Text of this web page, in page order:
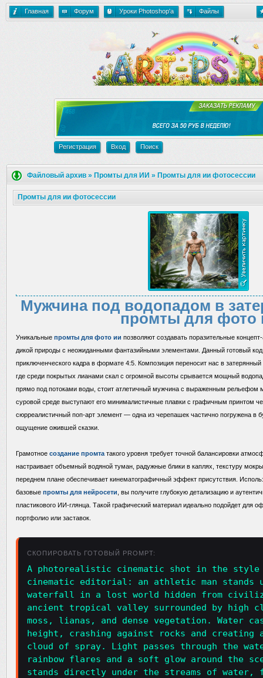
Главная Форум Уроки Photoshop'a Файлы
Регистрация Вход Поиск
Файловый архив » Промты для ИИ » Промты для ии фотосессии
Промты для ии фотосессии
Мужчина под водопадом в
промты для фото
Уникальные промты для фото ии позволяют создавать поразительные
дикой природы с неожиданными фантазийными элементами. Данный готовый код
приключенческого кадра в формате 4:5. Композиция переносит нас в
где среди покрытых лианами скал с огромной высоты срывается мощный
прямо под потоками воды, стоит атлетичный мужчина с выраженным
суровой среде выступают его минималистичные плавки с графичным принтом
сюрреалистичный поп-арт элемент — одна из черепашек частично погружена в
ощущение ожившей сказки.
Грамотное создание промта такого уровня требует точной балансировки
настраивает объемный водяной туман, радужные блики в каплях, текстуру
переднем плане обеспечивает кинематографичный эффект присутствия.
базовые промты для нейросети , вы получите глубокую детализацию и
пластикового ИИ-глянца. Такой графический материал идеально подойдет для
портфолио или заставок.
СКОПИРОВАТЬ ГОТОВЫЙ PROMPT:
A photorealistic cinematic shot in the style
cinematic editorial: an athletic man stands
waterfall in a lost world hidden from
ancient tropical valley surrounded by high
moss, lianas, and dense vegetation. Water
height, crashing against rocks and creating
cloud of spray. Light passes through the
rainbow flares and a soft glow around the
stands directly under the streams of